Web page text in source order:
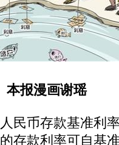
本报漫画谢瑶
币存款基准利
存款利率可自基